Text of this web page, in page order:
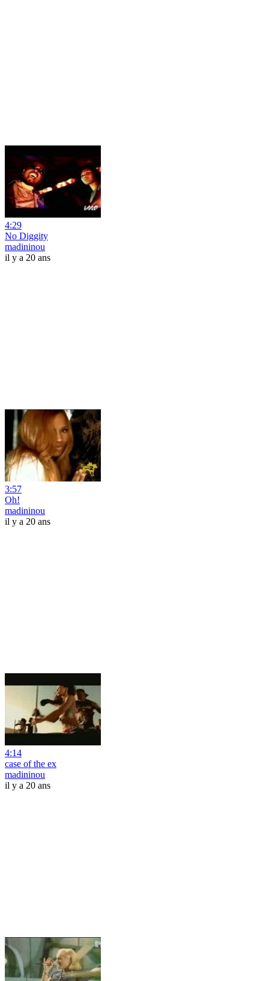
4:29
No Diggity
madininou
il y a 20 ans
3:57
Oh!
madininou
il y a 20 ans
4:14
case of the ex
madininou
il y a 20 ans